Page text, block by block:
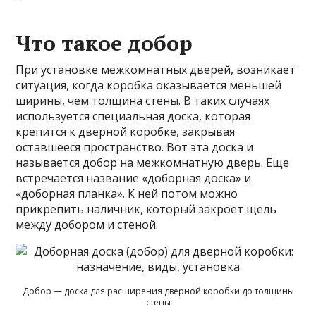
Что такое добор
При установке межкомнатных дверей, возникает
ситуация, когда коробка оказывается меньшей
ширины, чем толщина стены. В таких случаях
используется специальная доска, которая
крепится к дверной коробке, закрывая
оставшееся пространство. Вот эта доска и
называется добор на межкомнатную дверь. Еще
встречается название «доборная доска» и
«доборная планка». К ней потом можно
прикрепить наличник, который закроет щель
между добором и стеной.
Добор — доска для расширения дверной коробки до толщины
стены